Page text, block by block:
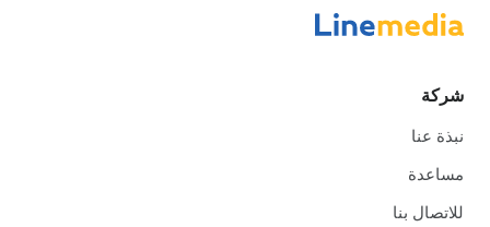
شركة
نبذة عنا
مساعدة
للاتصال بنا